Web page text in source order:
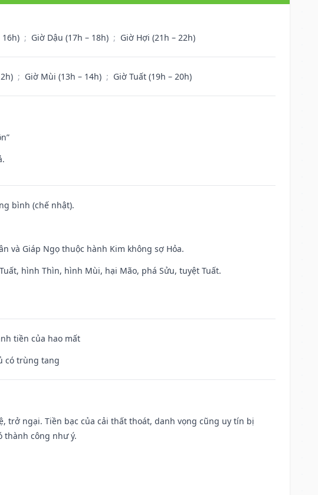
16h) ; Giờ Dậu (17h – 18h) ; Giờ Hợi (21h – 22h)
; Giờ Mùi (13h – 14h) ; Giờ Tuất (19h – 20h)
bình (chế nhật).
và Giáp Ngọ thuộc hành Kim không sợ Hỏa.
hình Thìn, hình Mùi, hại Mão, phá Sửu, tuyệt Tuất.
tiền của hao mất
có trùng tang
trở ngại. Tiền bạc của cải thất thoát, danh vọng cũng uy tín bị
thành công như ý.